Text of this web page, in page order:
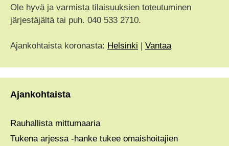
Ole hyvä ja varmista tilaisuuksien toteutuminen
järjestäjältä tai puh. 040 533 2710.
Ajankohtaista koronasta: Helsinki | Vantaa
Ajankohtaista
Rauhallista mittumaaria
Tukena arjessa -hanke tukee omaishoitajien